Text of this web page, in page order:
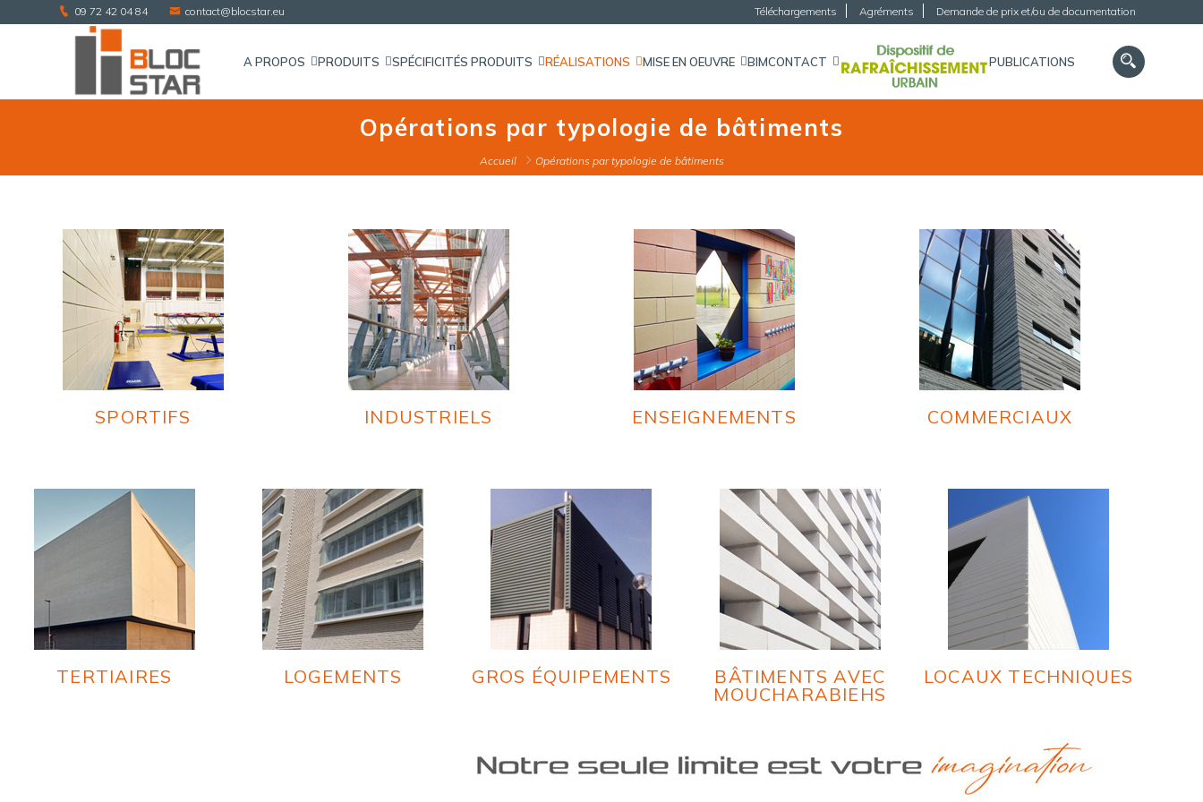
09 72 42 04 84 contact@blocstar.eu Téléchargements Agréments Demande de prix et/ou de documentation
A PROPOS PRODUITS SPÉCIFICITÉS PRODUITS RÉALISATIONS MISE EN OEUVRE BIMCONTACT PUBLICATIONS
Opérations par typologie de bâtiments
Accueil Opérations par typologie de bâtiments
SPORTIFS INDUSTRIELS ENSEIGNEMENTS COMMERCIAUX
TERTIAIRES LOGEMENTS GROS ÉQUIPEMENTS
BÂTIMENTS AVEC
MOUCHARABIEHS
LOCAUX TECHNIQUES